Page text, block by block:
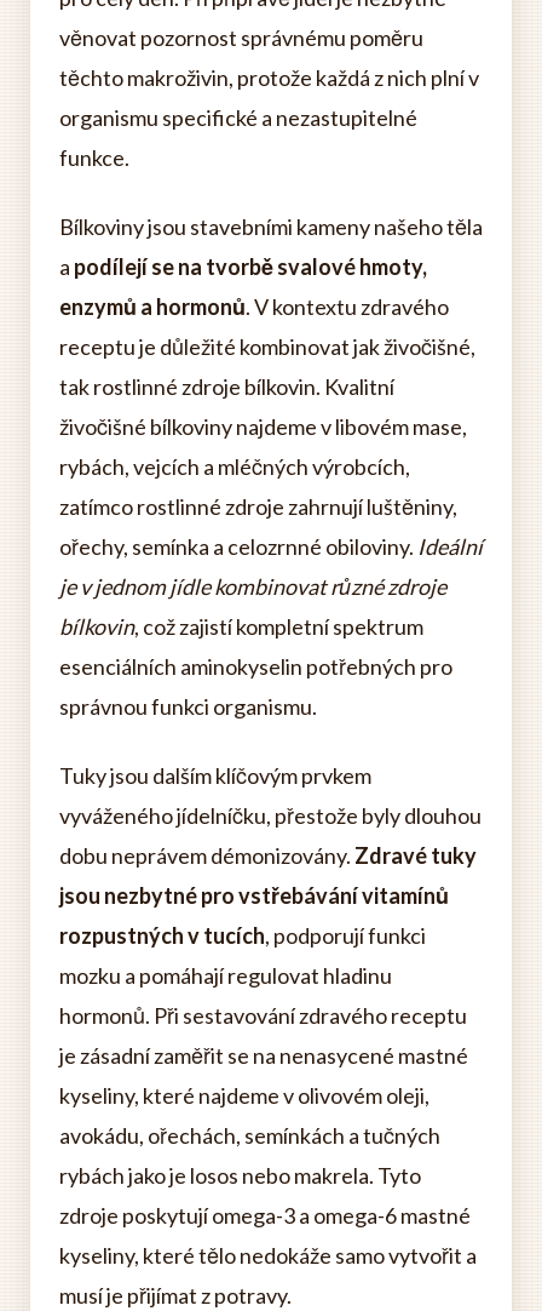
věnovat pozornost správnému poměru
těchto makroživin, protože každá z nich plní v
organismu specifické a nezastupitelné
funkce.
Bílkoviny jsou stavebními kameny našeho těla
a podílejí se na tvorbě svalové hmoty,
enzymů a hormonů. V kontextu zdravého
receptu je důležité kombinovat jak živočišné,
tak rostlinné zdroje bílkovin. Kvalitní
živočišné bílkoviny najdeme v libovém mase,
rybách, vejcích a mléčných výrobcích,
zatímco rostlinné zdroje zahrnují luštěniny,
ořechy, semínka a celozrnné obiloviny. Ideální
je v jednom jídle kombinovat různé zdroje
bílkovin, což zajistí kompletní spektrum
esenciálních aminokyselin potřebných pro
správnou funkci organismu.
Tuky jsou dalším klíčovým prvkem
vyváženého jídelníčku, přestože byly dlouhou
dobu neprávem démonizovány. Zdravé tuky
jsou nezbytné pro vstřebávání vitamínů
rozpustných v tucích, podporují funkci
mozku a pomáhají regulovat hladinu
hormonů. Při sestavování zdravého receptu
je zásadní zaměřit se na nenasycené mastné
kyseliny, které najdeme v olivovém oleji,
avokádu, ořechách, semínkách a tučných
rybách jako je losos nebo makrela. Tyto
zdroje poskytují omega-3 a omega-6 mastné
kyseliny, které tělo nedokáže samo vytvořit a
musí je přijímat z potravy.